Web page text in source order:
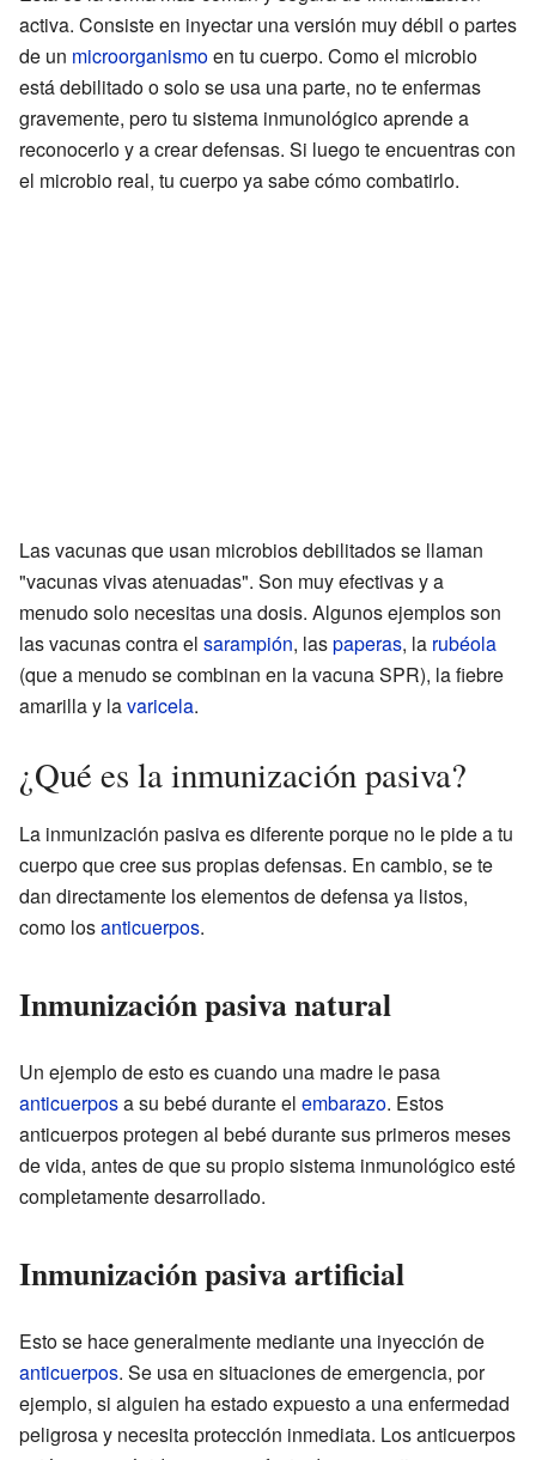
activa. Consiste en inyectar una versión muy débil o partes
de un microorganismoen tu cuerpo. Como el microbio
está debilitado o solo se usa una parte, no te enfermas
gravemente, pero tu sistema inmunológico aprende a
reconocerlo y a crear defensas. Si luego te encuentras con
el microbio real, tu cuerpo ya sabe cómo combatirlo.
Las vacunas que usan microbios debilitados se llaman
"vacunas vivas atenuadas". Son muy efectivas y a
menudo solo necesitas una dosis. Algunos ejemplos son
las vacunas contra el sarampión, laspaperas, la rubéola
(que a menudo se combinan en la vacuna SPR), la fiebre
amarilla y lavaricela.
¿Qué es la inmunización pasiva?
La inmunización pasiva es diferente porque no le pide a tu
cuerpo que cree sus propias defensas. En cambio, se te
dan directamente los elementos de defensa ya listos,
como losanticuerpos.
Inmunización pasiva natural
Un ejemplo de esto es cuando una madre le pasa
anticuerposa su bebé durante el embarazo. Estos
anticuerpos protegen al bebé durante sus primeros meses
de vida, antes de que su propio sistema inmunológico esté
completamente desarrollado.
Inmunización pasiva artificial
Esto se hace generalmente mediante una inyección de
anticuerpos. Se usa en situaciones de emergencia, por
ejemplo, si alguien ha estado expuesto a una enfermedad
peligrosa y necesita protección inmediata. Los anticuerpos